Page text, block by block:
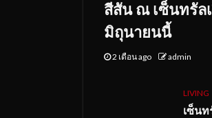
สีสัน ณ เซ็นทรัล
มิถุนายนนี้
2 เดือน ago admin
LIVING
เซ็น